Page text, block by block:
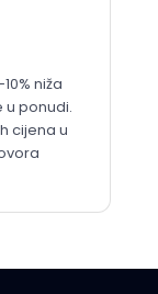
niža
u ponudi.
cijena u